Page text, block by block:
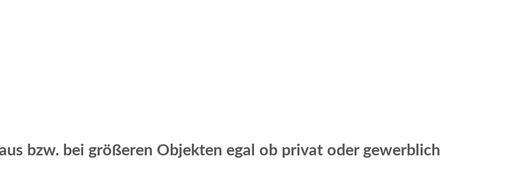
bzw. bei größeren Objekten egal ob privat oder gewerblich